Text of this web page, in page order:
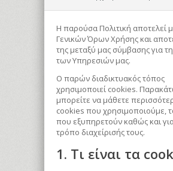
H παρούσα Πολιτική αποτελεί
Γενικών Όρων Χρήσης και
της μεταξύ μας σύμβασης για
των Υπηρεσιών μας.
Ο παρών διαδικτυακός τόπος
χρησιμοποιεί cookies.
μπορείτε να μάθετε
cookies που χρησιμοποιούμε,
που εξυπηρετούν καθώς και
τρόπο διαχείρισής τους.
1. Τι είναι τα